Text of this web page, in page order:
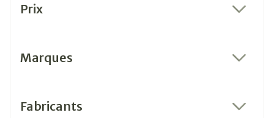
Prix
Marques
Fabricants